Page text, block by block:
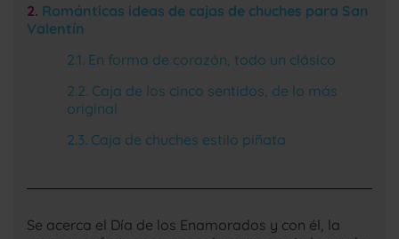
Románticas ideas de cajas de chuches para San
Valentín
En forma de corazón, todo un clásico
Caja de los cinco sentidos, de lo más
original
Caja de chuches estilo piñata
Se acerca el Día de los Enamorados y con él, la